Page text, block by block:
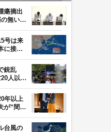
瘍摘出
無い部
号は来
に接近
銃乱
人以上
年以上
が“間
台風の